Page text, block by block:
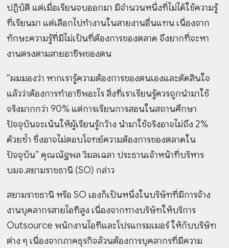
ปฏิบัติ แต่เมื่อเรียนจบออกมา มีจำนวนหนึ่งที่ไม่ได้ใช้ความรู้
ที่เรียนมา แต่เลือกไปทำงานในสายงานอื่นแทน เนื่องจาก
ทักษะความรู้ที่มีไม่เป็นที่ต้องการของตลาด จึงยากที่จะหา
งานตรงตามสายอาชีพของตน
“ผมมองว่า หากเรารู้ความต้องการของตนเองและตัดสินใจ
แล้วว่าต้องการทำอาชีพอะไร สิ่งที่เราเรียนรู้ควรถูกนำมาใช้
จริงมากกว่า 90% แต่การเรียนการสอนในสถานศึกษา
ปัจจุบันจะเน้นให้ผู้เรียนรู้กว้าง นำมาใช้จริงอาจไม่ถึง 2%
ด้วยซ้ำ ซึ่งอาจไม่ตอบโจทย์ความต้องการของตลาดใน
ปัจจุบัน” คุณณัฐพล วิมลเฉลา ประธานเจ้าหน้าที่บริหาร
บมจ.สยามราชธานี (SO) กล่าว
สยามราชธานี หรือ SO เองก็เป็นหนึ่งในบริษัทที่มีการจ้าง
งานบุคลากรสายไอทีสูง เนื่องจากทางบริษัทให้บริการ
Outsource พนักงานไอทีและโปรแกรมเมอร์ ให้กับบริษัท
ต่าง ๆ เนื่องจากภาคธุรกิจล้วนต้องการบุคลากรที่มีความ